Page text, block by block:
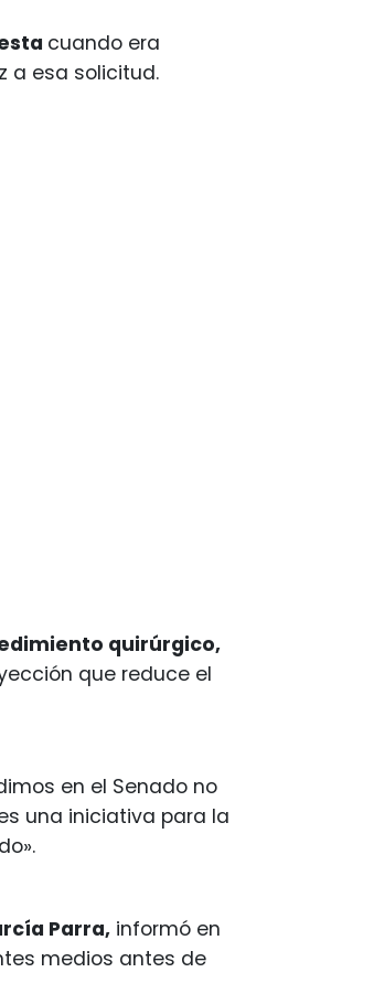
cuando era
a esa solicitud.
quirúrgico,
que reduce el
en el Senado no
una iniciativa para la
Parra, informó en
medios antes de